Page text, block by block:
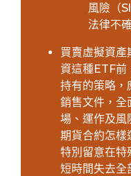
風險（
法律不
買賣虛擬資
資這種ETF前
持有的策略，
銷售文件，全
場、運作及風
期貨合約怎樣
特別留意在特
短時間失去全